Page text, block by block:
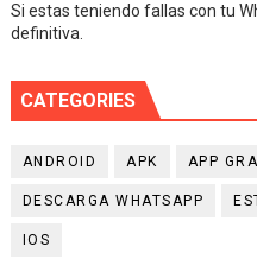
Si estas teniendo fallas con tu
definitiva.
CATEGORIES
ANDROID APK APP
DESCARGA WHATSAPP
IOS